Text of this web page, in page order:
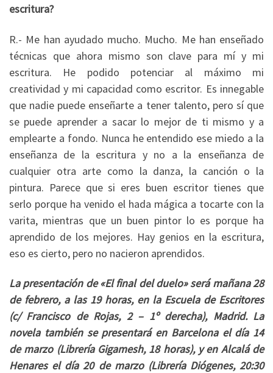
escritura?
R.- Me han ayudado mucho. Mucho. Me han enseñado
técnicas que ahora mismo son clave para mí y mi
escritura. He podido potenciar al máximo mi
creatividad y mi capacidad como escritor. Es innegable
que nadie puede enseñarte a tener talento, pero sí que
se puede aprender a sacar lo mejor de ti mismo y a
emplearte a fondo. Nunca he entendido ese miedo a la
enseñanza de la escritura y no a la enseñanza de
cualquier otra arte como la danza, la canción o la
pintura. Parece que si eres buen escritor tienes que
serlo porque ha venido el hada mágica a tocarte con la
varita, mientras que un buen pintor lo es porque ha
aprendido de los mejores. Hay genios en la escritura,
eso es cierto, pero no nacieron aprendidos.
La presentación de «El final del duelo» será mañana 28
de febrero, a las 19 horas, en la Escuela de Escritores
(c/ Francisco de Rojas, 2 – 1º derecha), Madrid. La
novela también se presentará en Barcelona el día 14
de marzo (Librería Gigamesh, 18 horas), y en Alcalá de
Henares el día 20 de marzo (Librería Diógenes, 20:30